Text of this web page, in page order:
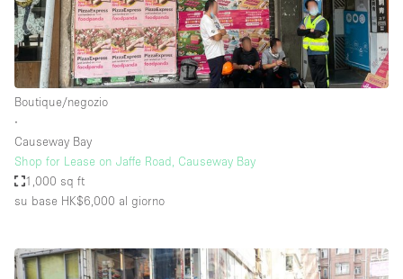
Boutique/negozio
∙
Causeway Bay
Shop for Lease on Jaffe Road, Causeway Bay
1,000 sq ft
su base HK$6,000 al giorno